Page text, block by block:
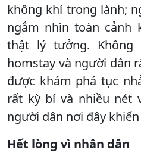
không khí trong lành;
ngắm nhìn toàn cảnh
thật lý tưởng. Không
homstay và người dân
được khám phá tục
rất kỳ bí và nhiều nét
người dân nơi đây
Hết lòng vì nhân dân